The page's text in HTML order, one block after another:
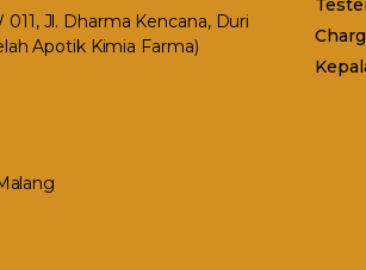
Jl. Dharma Kencana, Duri
Apotik Kimia Farma)